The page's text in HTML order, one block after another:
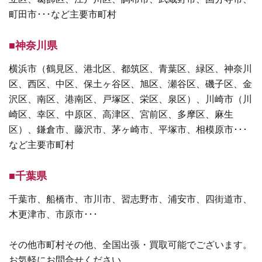
町田市･･･など主要市町村
■神奈川県
横浜市（鶴見区、港北区、都筑区、青葉区、緑区、神奈川
区、西区、中区、保土ヶ谷区、旭区、瀬谷区、磯子区、金
沢区、南区、港南区、戸塚区、栄区、泉区）、川崎市（川
崎区、幸区、中原区、高津区、宮前区、多摩区、麻生
区）、鎌倉市、藤沢市、茅ヶ崎市、平塚市、相模原市･･･
など主要市町村
■千葉県
千葉市、船橋市、市川市、習志野市、浦安市、四街道市、
木更津市、市原市･･･
その他市町村その他、全国出張・買取可能でございます。
お気軽にお問合せください。